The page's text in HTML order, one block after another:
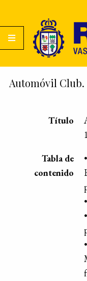
Automóvil Club.
Título
Tabla de
contenido